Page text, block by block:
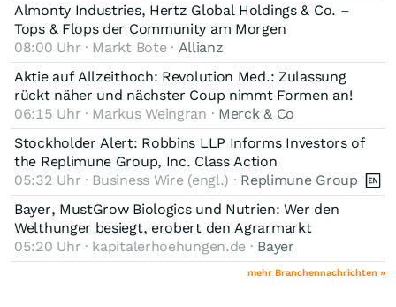
Almonty Industries, Hertz Global Holdings & Co. –
Tops & Flops der Community am Morgen
08:00 Uhr · Markt Bote · Allianz
Aktie auf Allzeithoch: Revolution Med.: Zulassung
rückt näher und nächster Coup nimmt Formen an!
06:15 Uhr · Markus Weingran · Merck & Co
Stockholder Alert: Robbins LLP Informs Investors of
the Replimune Group, Inc. Class Action
05:32 Uhr · Business Wire (engl.) · Replimune Group
Bayer, MustGrow Biologics und Nutrien: Wer den
Welthunger besiegt, erobert den Agrarmarkt
05:20 Uhr · kapitalerhoehungen.de · Bayer
mehr Branchennachrichten »